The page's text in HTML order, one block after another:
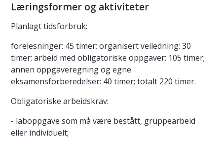
Læringsformer og aktiviteter
Planlagt tidsforbruk:
forelesninger: 45 timer; organisert veiledning: 30
timer; arbeid med obligatoriske oppgaver: 105 timer;
annen oppgaveregning og egne
eksamensforberedelser: 40 timer; totalt 220 timer.
Obligatoriske arbeidskrav:
- laboppgave som må være bestått, gruppearbeid
eller individuelt;